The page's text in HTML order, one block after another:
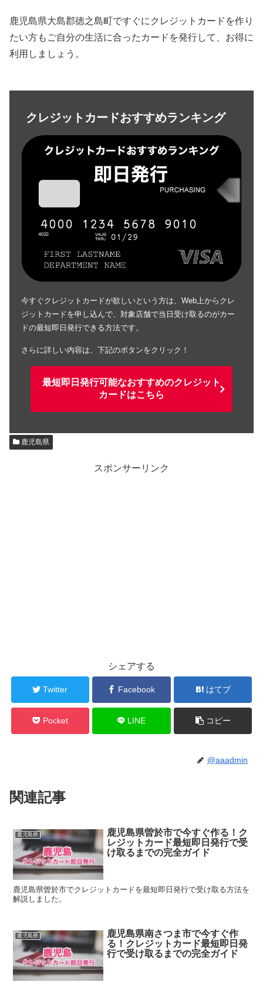
鹿児島県大島郡徳之島町ですぐにクレジットカードを作り
たい方もご自分の生活に合ったカードを発行して、お得に
利用しましょう。
クレジットカードおすすめランキング
今すぐクレジットカードが欲しいという方は、Web上からクレ
ジットカードを申し込んで、対象店舗で当日受け取るのがカー
ドの最短即日発行できる方法です。
さらに詳しい内容は、下記のボタンをクリック！
最短即日発行可能なおすすめのクレジット
カードはこちら
鹿児島県
スポンサーリンク
シェアする
Twitter Facebook はてブ
Pocket LINE コピー
@aaadmin
関連記事
鹿児島県
鹿児島県曽於市で今すぐ作る！ク
レジットカード最短即日発行で受
け取るまでの完全ガイド
鹿児島県曽於市でクレジットカードを最短即日発行で受け取る方法を
解説しました。
鹿児島県
鹿児島県南さつま市で今すぐ作
る！クレジットカード最短即日発
行で受け取るまでの完全ガイド